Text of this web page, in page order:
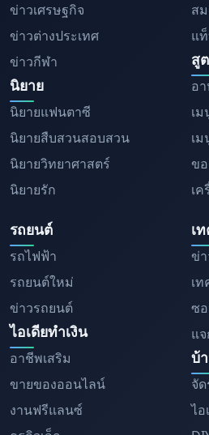
ข่าวเศรษฐกิจ
ข่าวต่างประเทศ
ข่าวกีฬา
นิยาย
นิยายแฟนตาซี
นิยายสืบสวนสอบสวน
นิยายวิทยาศาสตร์
นิยายรัก
ส
แ
สู
อ
เ
เ
ข
เ
รถยนต์
รถไฟฟ้า
รถยนต์ใหม่
ข่าวรถยนต์
ไอเดียทำเงิน
อาชีพเสริม
ขายของออนไลน์
งานฟรีแลนซ์
เ
ข่
เ
ซ
แ
บ้
จั
ไ